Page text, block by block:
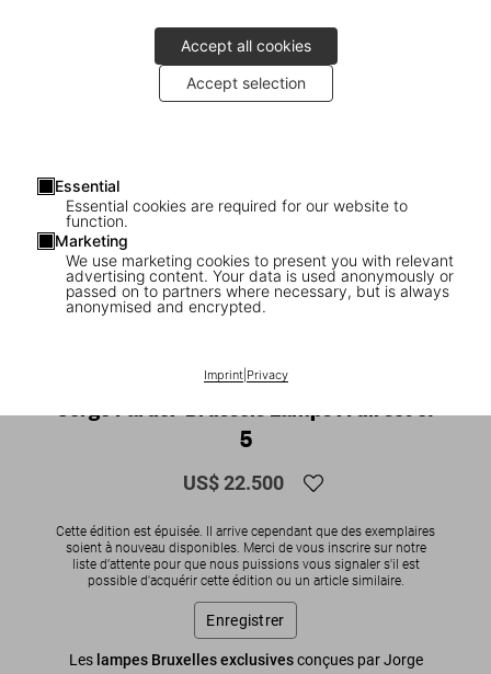
Accept all cookies
Accept selection
Essential
Essential cookies are required for our website to
function.
Marketing
We use marketing cookies to present you with relevant
advertising content. Your data is used anonymously or
passed on to partners where necessary, but is always
anonymised and encrypted.
Imprint| Privacy
1 / 2
SOLD OUT
Jorge Pardo. ‘Brussels Lamps’. Full set of
5
US$ 22.500
Cette édition est épuisée. Il arrive cependant que des exemplaires
soient à nouveau disponibles. Merci de vous inscrire sur notre
liste d’attente pour que nous puissions vous signaler s'il est
possible d'acquérir cette édition ou un article similaire.
Enregistrer
Les lampes Bruxelles exclusivesconçues par Jorge